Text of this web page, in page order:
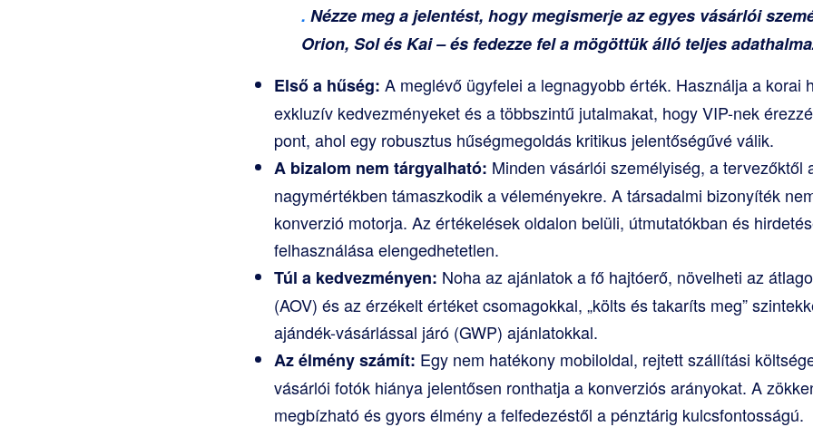
. Nézze meg a jelentést, hogy megismerje az egyes vásárlói
Orion, Sol és Kai – és fedezze fel a mögöttük álló teljes
Első a hűség: A meglévő ügyfelei a legnagyobb érték. Használja a korai
exkluzív kedvezményeket és a többszintű jutalmakat, hogy VIP-nek
pont, ahol egy robusztus hűségmegoldás kritikus jelentőségűvé válik.
A bizalom nem tárgyalható: Minden vásárlói személyiség, a tervezőktől
nagymértékben támaszkodik a véleményekre. A társadalmi bizonyíték
konverzió motorja. Az értékelések oldalon belüli, útmutatókban és
felhasználása elengedhetetlen.
Túl a kedvezményen: Noha az ajánlatok a fő hajtóerő, növelheti az
(AOV) és az érzékelt értéket csomagokkal, „költs és takaríts meg”
ajándék-vásárlással járó (GWP) ajánlatokkal.
Az élmény számít: Egy nem hatékony mobiloldal, rejtett szállítási
vásárlói fotók hiánya jelentősen ronthatja a konverziós arányokat. A
megbízható és gyors élmény a felfedezéstől a pénztárig kulcsfontosságú.